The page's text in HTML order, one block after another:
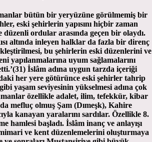
bütün bir yeryüzüne görülmemiş bir
eski şehirlerin yapısını hiçbir zaman
düzenli ordular arasında geçen bir olaydı.
altında inleyen halklar da fazla bir direnç
bu şehirlerin eski düzenlerini ve
yapılanmalarına uyum sağlamalarını
İslâm adına uygun tarzda içeriği
her yere götürünce eski şehirler tahrip
yaşam seviyesinin yükselmesi adına çok
özellikle adalet, ilim, tefekkür, kibar
mefluç olmuş Şam (Dımeşk), Kahire
kanayan yaralarını sardılar. Özellikle 8.
hamlesi başladı. İslâm inanç ve anlayışı
ve kent düzenlemelerini oluşturmaya